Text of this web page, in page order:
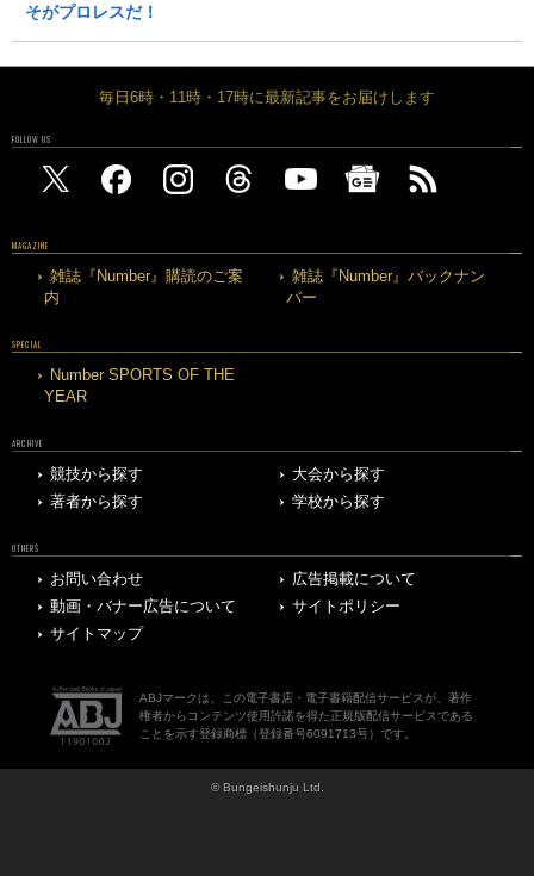
そがプロレスだ！
毎日6時・11時・17時に最新記事をお届けします
FOLLOW US
MAGAZINE
雑誌『Number』購読のご案
内
雑誌『Number』バックナン
バー
SPECIAL
Number SPORTS OF THE
YEAR
ARCHIVE
競技から探す
大会から探す
著者から探す
学校から探す
OTHERS
お問い合わせ
広告掲載について
動画・バナー広告について
サイトポリシー
サイトマップ
ABJマークは、この電子書店・電子書籍配信サービスが、著作
権者からコンテンツ使用許諾を得た正規版配信サービスである
ことを示す登録商標（登録番号6091713号）です。
© Bungeishunju Ltd.